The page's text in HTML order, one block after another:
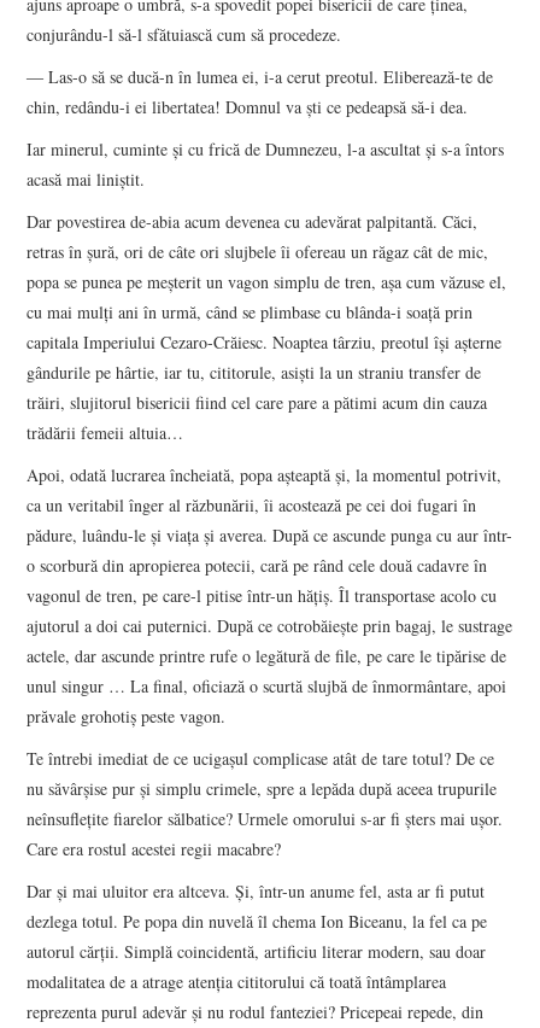
conjurându-l să-l sfătuiască cum să procedeze.
― Las-o să se ducă-n în lumea ei, i-a cerut preotul. Eliberează-te de
chin, redându-i ei libertatea! Domnul va şti ce pedeapsă să-i dea.
Iar minerul, cuminte şi cu frică de Dumnezeu, l-a ascultat şi s-a întors
acasă mai liniştit.
Dar povestirea de-abia acum devenea cu adevărat palpitantă. Căci,
retras în şură, ori de câte ori slujbele îi ofereau un răgaz cât de mic,
popa se punea pe meşterit un vagon simplu de tren, aşa cum văzuse el,
cu mai mulţi ani în urmă, când se plimbase cu blânda-i soaţă prin
capitala Imperiului Cezaro-Crăiesc. Noaptea târziu, preotul îşi aşterne
gândurile pe hârtie, iar tu, cititorule, asişti la un straniu transfer de
trăiri, slujitorul bisericii fiind cel care pare a pătimi acum din cauza
trădării femeii altuia…
Apoi, odată lucrarea încheiată, popa aşteaptă şi, la momentul potrivit,
ca un veritabil înger al răzbunării, îi acostează pe cei doi fugari în
pădure, luându-le şi viaţa şi averea. După ce ascunde punga cu aur într-
o scorbură din apropierea potecii, cară pe rând cele două cadavre în
vagonul de tren, pe care-l pitise într-un hăţiş. Îl transportase acolo cu
ajutorul a doi cai puternici. După ce cotrobăieşte prin bagaj, le sustrage
actele, dar ascunde printre rufe o legătură de file, pe care le tipărise de
unul singur … La final, oficiază o scurtă slujbă de înmormântare, apoi
prăvale grohotiş peste vagon.
Te întrebi imediat de ce ucigaşul complicase atât de tare totul? De ce
nu săvârşise pur şi simplu crimele, spre a lepăda după aceea trupurile
neînsufleţite fiarelor sălbatice? Urmele omorului s-ar fi şters mai uşor.
Care era rostul acestei regii macabre?
Dar şi mai uluitor era altceva. Şi, într-un anume fel, asta ar fi putut
dezlega totul. Pe popa din nuvelă îl chema Ion Biceanu, la fel ca pe
autorul cărţii. Simplă coincidentă, artificiu literar modern, sau doar
modalitatea de a atrage atenţia cititorului că toată întâmplarea
reprezenta purul adevăr şi nu rodul fanteziei? Pricepeai repede, din